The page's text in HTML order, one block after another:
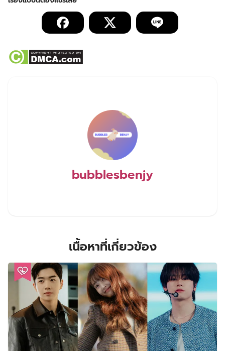
bubblesbenjy
เนื้อหาที่เกี่ยวข้อง